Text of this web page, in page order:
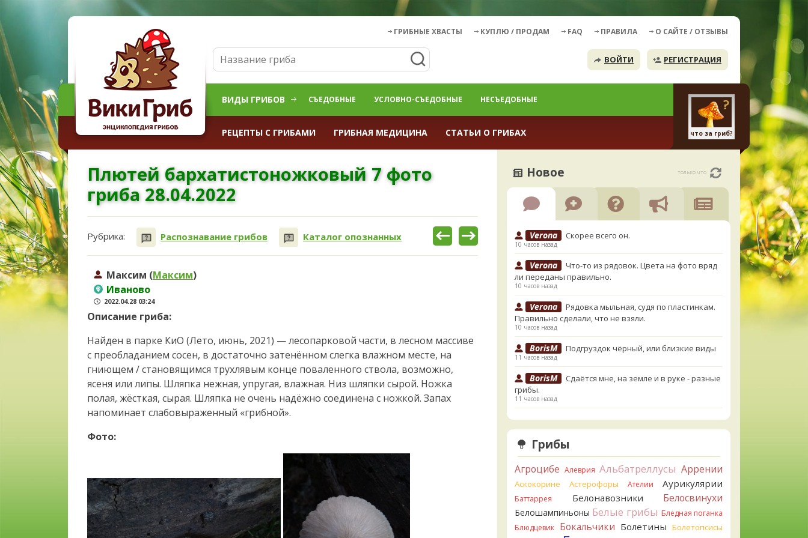
ГРИБНЫЕ ХВАСТЫ КУПЛЮ / ПРОДАМ FAQ ПРАВИЛА О САЙТЕ / ОТЗЫВЫ
ВОЙТИ РЕГИСТРАЦИЯ
ВИДЫ ГРИБОВ СЪЕДОБНЫЕ УСЛОВНО-СЪЕДОБНЫЕ НЕСЪЕДОБНЫЕ
РЕЦЕПТЫ С ГРИБАМИ ГРИБНАЯ МЕДИЦИНА СТАТЬИ О ГРИБАХ что за гриб?
Плютей бархатистоножковый 7 фото
гриба 28.04.2022
Рубрика: Распознавание грибов Каталог опознанных
Максим (Максим)
Иваново
2022.04.28 03:24
Описание гриба:
Найден в парке КиО (Лето, июнь, 2021) — лесопарковой части, в лесном массиве
с преобладанием сосен, в достаточно затенённом слегка влажном месте, на
гниющем / становящимся трухлявым конце поваленного ствола, возможно,
ясеня или липы. Шляпка нежная, упругая, влажная. Низ шляпки сырой. Ножка
полая, жёсткая, сырая. Шляпка не очень надёжно соединена с ножкой. Запах
напоминает слабовыраженный «грибной».
Фото:
Новое только что
Verona Скорее всего он.
10 часов назад
Verona
Что-то из рядовок. Цвета на фото вряд
ли переданы правильно.
10 часов назад
Verona
Рядовка мыльная, судя по пластинкам.
Правильно сделали, что не взяли.
10 часов назад
BorisM Подгруздок чёрный, или близкие виды
11 часов назад
BorisM
Сдаётся мне, на земле и в руке - разные
грибы.
11 часов назад
Кирилл
Вони не было, но вода и гриб при варке
начали желтеть. Выкинул. Большое спасибо.
12 часов назад
Кирилл
13 часов назад
Tatiana_A
Да. Но они не все безоговорочно
съедобны.
13 часов назад
Tatiana_A
В следующий раз вырвите его
Грибы
Агроцибе Алеврия Альбатреллусы Аррении
Аскокорине Астерофоры Ателии Аурикулярии
Баттаррея Белонавозники Белосвинухи
Белошампиньоны Белые грибы Бледная поганка
Блюдцевик
Бокальчики Болетины Болетопсисы